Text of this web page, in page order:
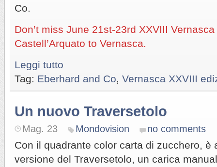
Co.
Don’t miss June 21st-23rd XXVIII
Castell’Arquato to Vernasca.
Leggi tutto
Tag: Eberhard and Co Vernasca XXVIII
Un nuovo Traversetolo
Mag. 23 Mondovision no comments
Con il quadrante color carta di zucchero, è
versione del Traversetolo, un carica